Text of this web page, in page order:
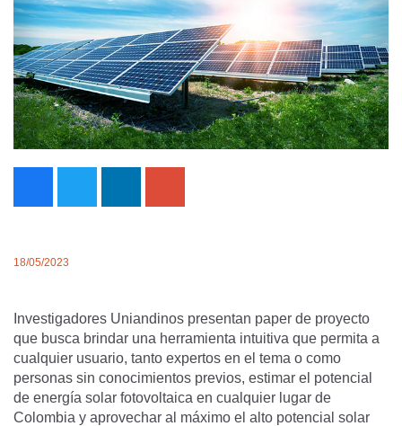
18/05/2023
Investigadores Uniandinos presentan paper de proyecto
que busca brindar una herramienta intuitiva que permita a
cualquier usuario, tanto expertos en el tema o como
personas sin conocimientos previos, estimar el potencial
de energía solar fotovoltaica en cualquier lugar de
Colombia y aprovechar al máximo el alto potencial solar